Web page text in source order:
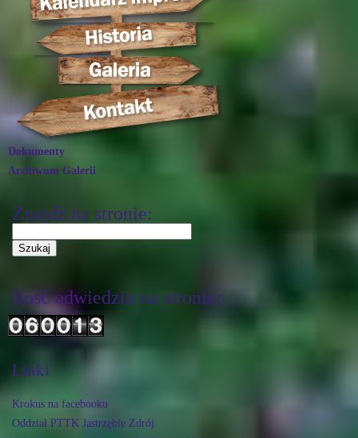
Dokumenty
Archiwum Galerii
Znajdź na stronie:
Ilość odwiedzin na stronie:
Linki
Krokus na facebooku
Oddział PTTK Jastrzębie Zdrój